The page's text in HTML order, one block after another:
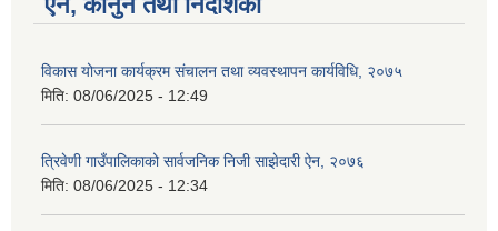
विकास योजना कार्यक्रम संचालन तथा व्यवस्थापन कार्यविधि, २०७५
मिति: 08/06/2025 - 12:49
त्रिवेणी गाउँपालिकाको सार्वजनिक निजी साझेदारी ऐन, २०७६
मिति: 08/06/2025 - 12:34